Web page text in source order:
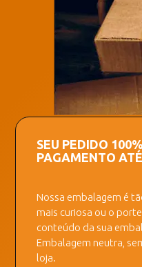
SEU PEDIDO
PAGAMENTO
Nossa embalagem é
mais curiosa ou o
conteúdo da sua
Embalagem neutra,
loja.